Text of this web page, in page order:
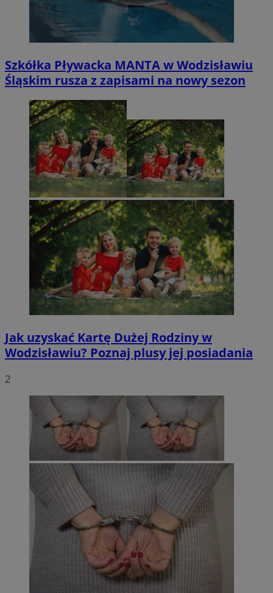
Szkółka Pływacka MANTA w Wodzisławiu
Śląskim rusza z zapisami na nowy sezon
Jak uzyskać Kartę Dużej Rodziny w
Wodzisławiu? Poznaj plusy jej posiadania
2